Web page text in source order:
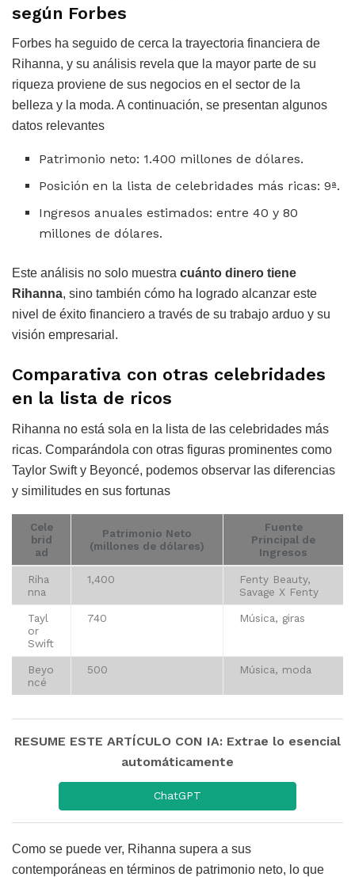
según Forbes
Forbes ha seguido de cerca la trayectoria financiera de
Rihanna, y su análisis revela que la mayor parte de su
riqueza proviene de sus negocios en el sector de la
belleza y la moda. A continuación, se presentan algunos
datos relevantes
Patrimonio neto: 1.400 millones de dólares.
Posición en la lista de celebridades más ricas: 9ª.
Ingresos anuales estimados: entre 40 y 80
millones de dólares.
Este análisis no solo muestra cuánto dinero tiene
Rihanna, sino también cómo ha logrado alcanzar este
nivel de éxito financiero a través de su trabajo arduo y su
visión empresarial.
Comparativa con otras celebridades
en la lista de ricos
Rihanna no está sola en la lista de las celebridades más
ricas. Comparándola con otras figuras prominentes como
Taylor Swift y Beyoncé, podemos observar las diferencias
y similitudes en sus fortunas
Cele
brid
ad
Patrimonio Neto
(millones de dólares)
Fuente
Principal de
Ingresos
Riha
nna
1,400
Fenty Beauty,
Savage X Fenty
Tayl
or
Swift
740 Música, giras
Beyo
ncé
500 Música, moda
RESUME ESTE ARTÍCULO CON IA: Extrae lo esencial
automáticamente
ChatGPT
Como se puede ver, Rihanna supera a sus
contemporáneas en términos de patrimonio neto, lo que